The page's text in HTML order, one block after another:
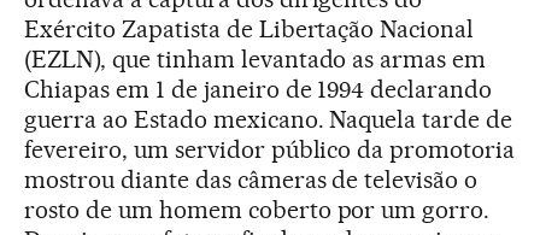
Exército Zapatista de Libertação Nacional
(EZLN), que tinham levantado as armas em
Chiapas em 1 de janeiro de 1994 declarando
guerra ao Estado mexicano. Naquela tarde de
fevereiro, um servidor público da promotoria
mostrou diante das câmeras de televisão o
rosto de um homem coberto por um gorro.